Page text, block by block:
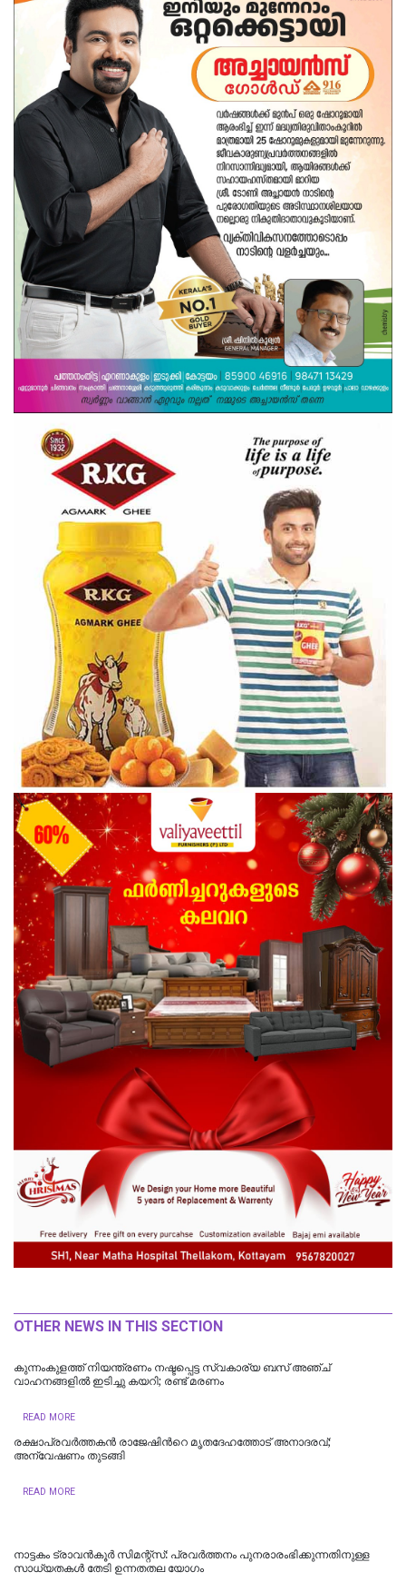
OTHER NEWS IN THIS SECTION
കുന്നംകുളത്ത് നിയന്ത്രണം നഷ്ടപ്പെട്ട സ്വകാര്യ ബസ് അഞ്ച്
വാഹനങ്ങളിൽ ഇടിച്ചു കയറി; രണ്ട് മരണം
READ MORE
രക്ഷാപ്രവർത്തകൻ രാജേഷിന്‍റെ മൃതദേഹത്തോട് അനാദരവ്;
അന്വേഷണം തുടങ്ങി
READ MORE
നാട്ടകം ട്രാവൻകൂർ സിമന്റ്സ്: പ്രവർത്തനം പുനരാരംഭിക്കുന്നതിനുള്ള
സാധ്യതകൾ തേടി ഉന്നതതല യോഗം